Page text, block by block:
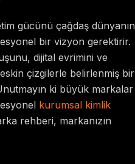
gücünü çağdaş dünyanın
bir vizyon gerektirir.
dijital evrimini ve
çizgilerle belirlenmiş bir
ki büyük markalar
kurumsal kimlik
rehberi, markanızın